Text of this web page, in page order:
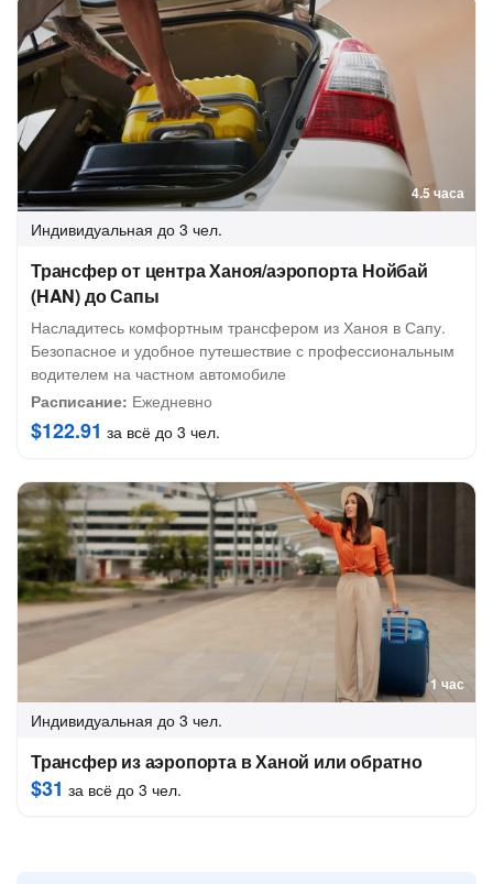
4.5 часа
Индивидуальная до 3 чел.
Трансфер от центра Ханоя/аэропорта Нойбай
(HAN) до Сапы
Насладитесь комфортным трансфером из Ханоя в Сапу.
Безопасное и удобное путешествие с профессиональным
водителем на частном автомобиле
Расписание: Ежедневно
$122.91 за всё до 3 чел.
1 час
Индивидуальная до 3 чел.
Трансфер из аэропорта в Ханой или обратно
$31 за всё до 3 чел.